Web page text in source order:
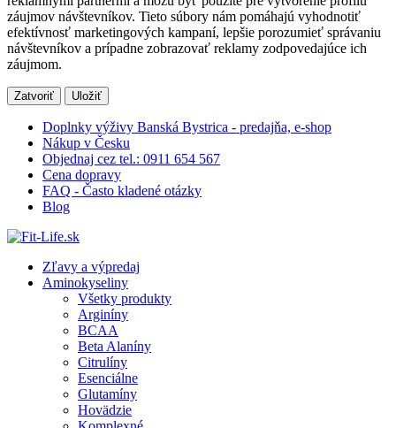
záujmov návštevníkov. Tieto súbory nám pomáhajú vyhodnotiť
efektívnosť marketingových kampaní, lepšie porozumieť správaniu
návštevníkov a prípadne zobrazovať reklamy zodpovedajúce ich
záujmom.
Zatvoriť Uložiť
Doplnky výživy Banská Bystrica - predajňa, e-shop
Nákup v Česku
Objednaj cez tel.: 0911 654 567
Cena dopravy
FAQ - Často kladené otázky
Blog
Zľavy a výpredaj
Aminokyseliny
Všetky produkty
Arginíny
BCAA
Beta Alaníny
Citrulíny
Esenciálne
Glutamíny
Hovädzie